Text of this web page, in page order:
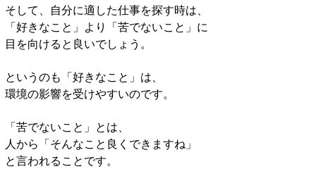
そして、自分に適した仕事を探す時は、
「好きなこと」より「苦でないこと」に
目を向けると良いでしょう。
というのも「好きなこと」は、
環境の影響を受けやすいのです。
「苦でないこと」とは、
人から「そんなこと良くできますね」
と言われることです。